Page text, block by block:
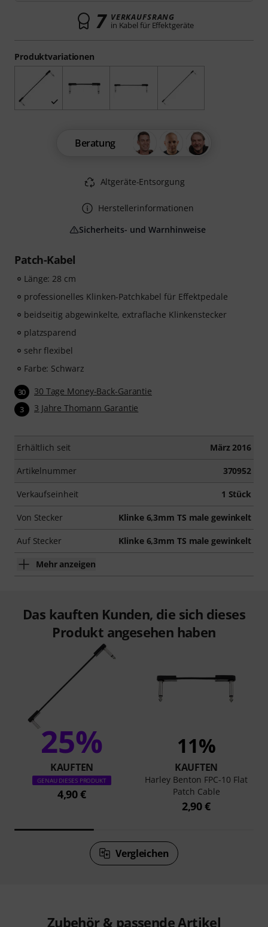
Patch-Kabel
Länge: 28 cm
professionelles Klinken-Patchkabel für Effektpedale
beidseitig abgewinkelte, extraflache Klinkenstecker
platzsparend
sehr flexibel
Farbe: Schwarz
30 30 Tage Money-Back-Garantie
3 3 Jahre Thomann Garantie
Erhältlich seit März 2016
Artikelnummer 370952
Verkaufseinheit 1 Stück
Von Stecker Klinke 6,3mm TS male gewinkelt
Auf Stecker Klinke 6,3mm TS male gewinkelt
Mehr anzeigen
Produktvariationen
7 VERKAUFSRANG
in Kabel für Effektgeräte
Beratung
Altgeräte-Entsorgung
Herstellerinformationen
Sicherheits- und Warnhinweise
Das kauften Kunden, die sich dieses
Produkt angesehen haben
25%
KAUFTEN
GENAU DIESES PRODUKT
4,90 €
11%
KAUFTEN
Harley Benton FPC-10 Flat
Patch Cable
2,90 €
Vergleichen
Zubehör & passende Artikel